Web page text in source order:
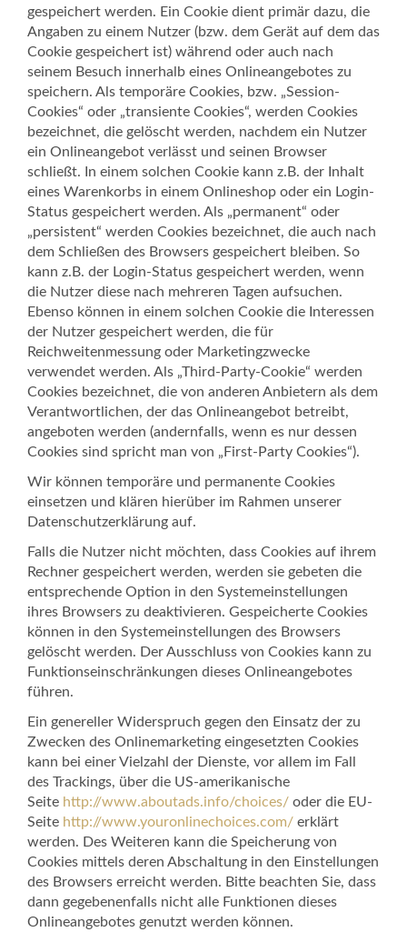
gespeichert werden. Ein Cookie dient primär dazu, die
Angaben zu einem Nutzer (bzw. dem Gerät auf dem das
Cookie gespeichert ist) während oder auch nach
seinem Besuch innerhalb eines Onlineangebotes zu
speichern. Als temporäre Cookies, bzw. „Session-
Cookies“ oder „transiente Cookies“, werden Cookies
bezeichnet, die gelöscht werden, nachdem ein Nutzer
ein Onlineangebot verlässt und seinen Browser
schließt. In einem solchen Cookie kann z.B. der Inhalt
eines Warenkorbs in einem Onlineshop oder ein Login-
Status gespeichert werden. Als „permanent“ oder
„persistent“ werden Cookies bezeichnet, die auch nach
dem Schließen des Browsers gespeichert bleiben. So
kann z.B. der Login-Status gespeichert werden, wenn
die Nutzer diese nach mehreren Tagen aufsuchen.
Ebenso können in einem solchen Cookie die Interessen
der Nutzer gespeichert werden, die für
Reichweitenmessung oder Marketingzwecke
verwendet werden. Als „Third-Party-Cookie“ werden
Cookies bezeichnet, die von anderen Anbietern als dem
Verantwortlichen, der das Onlineangebot betreibt,
angeboten werden (andernfalls, wenn es nur dessen
Cookies sind spricht man von „First-Party Cookies“).
Wir können temporäre und permanente Cookies
einsetzen und klären hierüber im Rahmen unserer
Datenschutzerklärung auf.
Falls die Nutzer nicht möchten, dass Cookies auf ihrem
Rechner gespeichert werden, werden sie gebeten die
entsprechende Option in den Systemeinstellungen
ihres Browsers zu deaktivieren. Gespeicherte Cookies
können in den Systemeinstellungen des Browsers
gelöscht werden. Der Ausschluss von Cookies kann zu
Funktionseinschränkungen dieses Onlineangebotes
führen.
Ein genereller Widerspruch gegen den Einsatz der zu
Zwecken des Onlinemarketing eingesetzten Cookies
kann bei einer Vielzahl der Dienste, vor allem im Fall
des Trackings, über die US-amerikanische
Seite http://www.aboutads.info/choices/ oder die EU-
Seite http://www.youronlinechoices.com/ erklärt
werden. Des Weiteren kann die Speicherung von
Cookies mittels deren Abschaltung in den Einstellungen
des Browsers erreicht werden. Bitte beachten Sie, dass
dann gegebenenfalls nicht alle Funktionen dieses
Onlineangebotes genutzt werden können.